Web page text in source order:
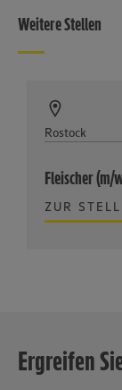
Weitere Stellen
Rostock
Fleischer (m/
ZUR
Ergreifen